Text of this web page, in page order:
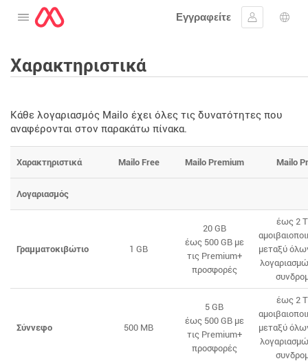
Ανοίξτε το μενού
Εγγραφείτε
Συνδεθείτε
Χαρακτηριστικά
Κάθε λογαριασμός Mailo έχει όλες τις δυνατότητες που
αναφέρονται στον παρακάτω πίνακα.
Χαρακτηριστικά Mailo Free Mailo Premium Mailo
Λογαριασμός
Γραμματοκιβώτιο 1 GB
20 GB
έως 500 GB με
τις Premium+
προσφορές
έως 2
μεταξύ
Σύννεφο 500 MB
5 GB
έως 500 GB με
τις Premium+
προσφορές
έως 2
μεταξύ